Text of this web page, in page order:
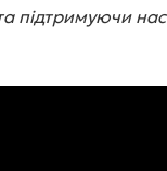
підтримуючи нас